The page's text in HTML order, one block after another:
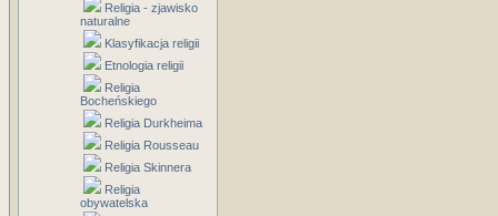
Religia - zjawisko
naturalne
Klasyfikacja religii
Etnologia religii
Religia
Bocheńskiego
Religia Durkheima
Religia Rousseau
Religia Skinnera
Religia
obywatelska